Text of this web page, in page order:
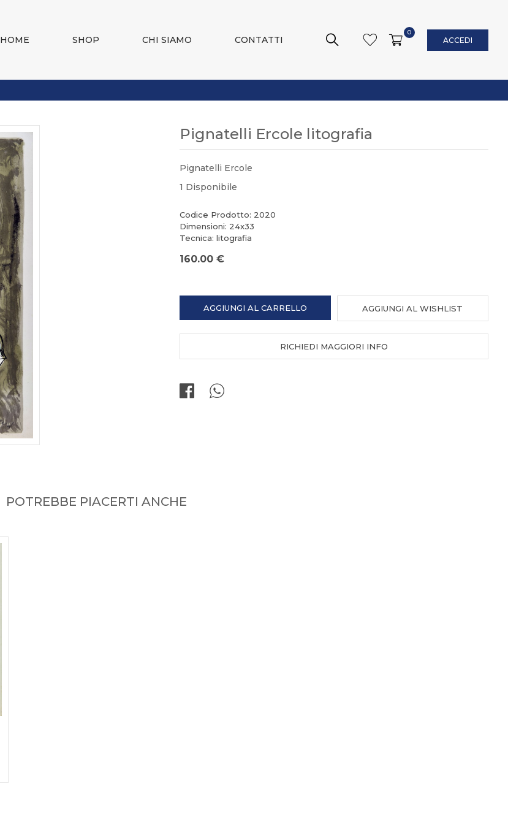
0
ACCEDI
HOME SHOP CHI SIAMO CONTATTI
Pignatelli Ercole litografia
Pignatelli Ercole
1 Disponibile
Codice Prodotto: 2020
Dimensioni: 24x33
Tecnica: litografia
160.00 €
AGGIUNGI AL CARRELLO AGGIUNGI AL WISHLIST
RICHIEDI MAGGIORI INFO
POTREBBE PIACERTI ANCHE